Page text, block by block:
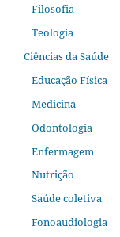
Filosofia
Teologia
Ciências da Saúde
Educação Física
Medicina
Odontologia
Enfermagem
Nutrição
Saúde coletiva
Fonoaudiologia